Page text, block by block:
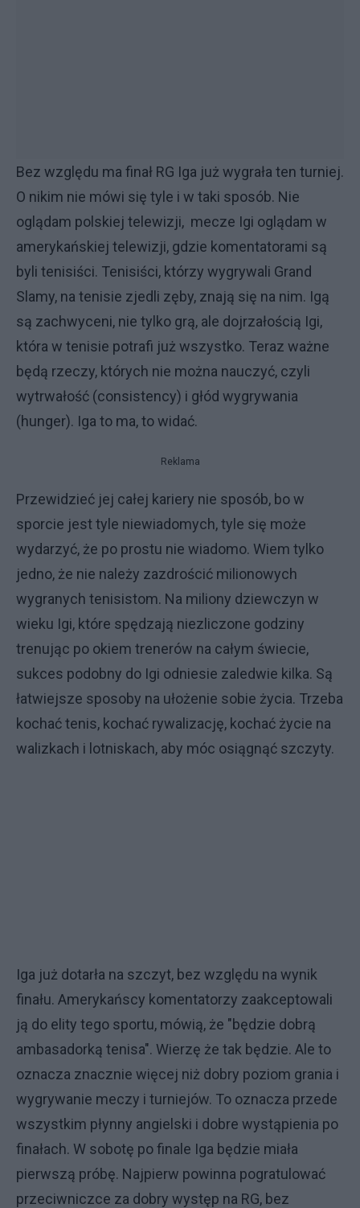
Bez względu ma finał RG Iga już wygrała ten turniej.
O nikim nie mówi się tyle i w taki sposób. Nie
oglądam polskiej telewizji, mecze Igi oglądam w
amerykańskiej telewizji, gdzie komentatorami są
byli tenisiści. Tenisiści, którzy wygrywali Grand
Slamy, na tenisie zjedli zęby, znają się na nim. Igą
są zachwyceni, nie tylko grą, ale dojrzałością Igi,
która w tenisie potrafi już wszystko. Teraz ważne
będą rzeczy, których nie można nauczyć, czyli
wytrwałość (consistency) i głód wygrywania
(hunger). Iga to ma, to widać.
Reklama
Przewidzieć jej całej kariery nie sposób, bo w
sporcie jest tyle niewiadomych, tyle się może
wydarzyć, że po prostu nie wiadomo. Wiem tylko
jedno, że nie należy zazdrościć milionowych
wygranych tenisistom. Na miliony dziewczyn w
wieku Igi, które spędzają niezliczone godziny
trenując po okiem trenerów na całym świecie,
sukces podobny do Igi odniesie zaledwie kilka. Są
łatwiejsze sposoby na ułożenie sobie życia. Trzeba
kochać tenis, kochać rywalizację, kochać życie na
walizkach i lotniskach, aby móc osiągnąć szczyty.
Iga już dotarła na szczyt, bez względu na wynik
finału. Amerykańscy komentatorzy zaakceptowali
ją do elity tego sportu, mówią, że "będzie dobrą
ambasadorką tenisa". Wierzę że tak będzie. Ale to
oznacza znacznie więcej niż dobry poziom grania i
wygrywanie meczy i turniejów. To oznacza przede
wszystkim płynny angielski i dobre wystąpienia po
finałach. W sobotę po finale Iga będzie miała
pierwszą próbę. Najpierw powinna pogratulować
przeciwniczce za dobry występ na RG, bez